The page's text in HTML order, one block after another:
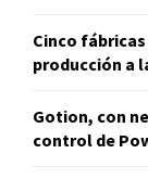
Cinco
producción a
Gotion, con
control de